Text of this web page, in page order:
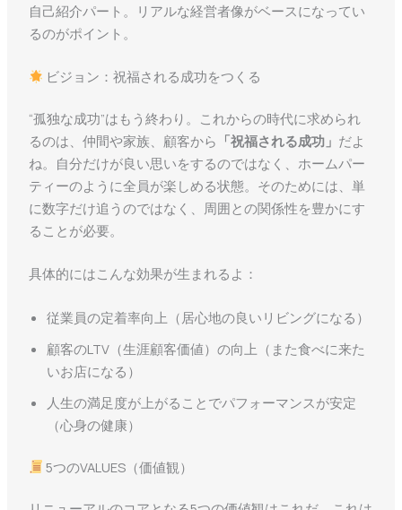
自己紹介パート。リアルな経営者像がベースになってい
るのがポイント。
ビジョン：祝福される成功をつくる
“孤独な成功”はもう終わり。これからの時代に求められ
るのは、仲間や家族、顧客から 「祝福される成功」 だよ
ね。自分だけが良い思いをするのではなく、ホームパー
ティーのように全員が楽しめる状態。そのためには、単
に数字だけ追うのではなく、周囲との関係性を豊かにす
ることが必要。
具体的にはこんな効果が生まれるよ：
従業員の定着率向上（居心地の良いリビングになる）
顧客のLTV（生涯顧客価値）の向上（また食べに来た
いお店になる）
人生の満足度が上がることでパフォーマンスが安定
（心身の健康）
5つのVALUES（価値観）